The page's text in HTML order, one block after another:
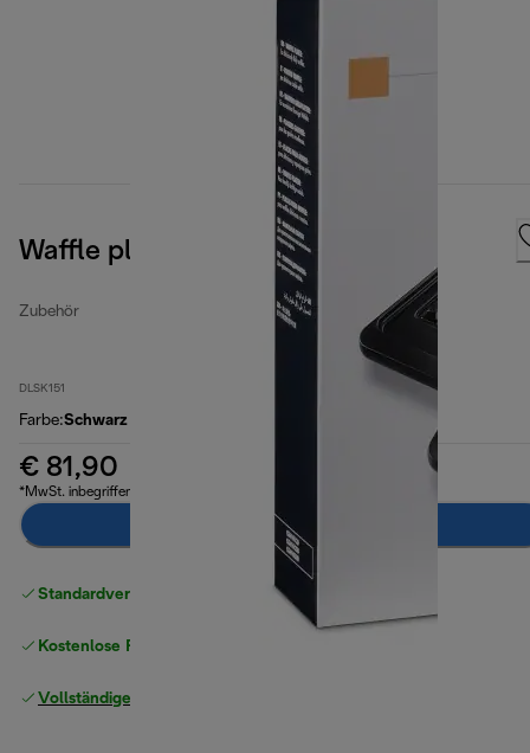
Waffle plates
Zubehör
DLSK151
Farbe:Schwarz
€ 81,90
*MwSt. inbegriffen
Zum Warenkorb hinzufügen
Standardversand kostenlos ab 49 €
Kostenlose Rücksendungen
Vollständige Herstellergarantie